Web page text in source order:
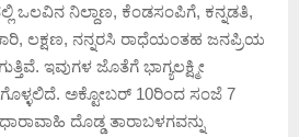
ಒಲವಿನ ನಿಲ್ದಾಣ, ಕೆಂಡಸಂಪಿಗೆ, ಕನ್ನಡತಿ,
ಲಕ್ಷಣ, ನನ್ನರಸಿ ರಾಧೆಯಂತಹ ಜನಪ್ರಿಯ
ಇವುಗಳ ಜೊತೆಗೆ ಭಾಗ್ಯಲಕ್ಷ್ಮೀ
ಅಕ್ಟೋಬರ್ 10ರಿಂದ ಸಂಜೆ 7
ದೊಡ್ಡ ತಾರಾಬಳಗವನ್ನು